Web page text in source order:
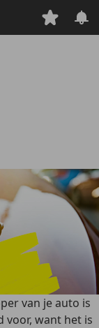
van je auto is
voor, want het is